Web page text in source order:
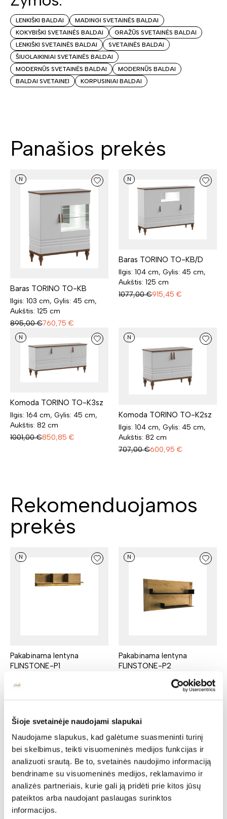
Šioje svetainėje naudojami slapukai
Naudojame slapukus, kad galėtume suasmeninti turinį
bei skelbimus, teikti visuomeninės medijos funkcijas ir
analizuoti srautą. Be to, svetainės naudojimo informaciją
bendriname su visuomeninės medijos, reklamavimo ir
analizės partneriais, kurie gali ją pridėti prie kitos jūsų
pateiktos arba naudojant paslaugas surinktos
informacijos.
LENKIŠKI BALDAI
MADINGI SVETAINĖS BALDAI
KOKYBIŠKI SVETAINĖS BALDAI
GRAŽŪS SVETAINĖS BALDAI
LENKIŠKI SVETAINĖS BALDAI
SVETAINĖS BALDAI
ŠIUOLAIKINIAI SVETAINĖS BALDAI
MODERNŪS SVETAINĖS BALDAI
MODERNŪS BALDAI
BALDAI SVETAINEI
KORPUSINIAI BALDAI
Panašios prekės
N
Baras TORINO TO-KB
Ilgis: 103 cm, Gylis: 45 cm,
Aukštis: 125 cm
895,00 €760,75 €
N
Baras TORINO TO-KB/D
Ilgis: 104 cm, Gylis: 45 cm,
Aukštis: 125 cm
1077,00 €915,45 €
N
Komoda TORINO TO-K3sz
Ilgis: 164 cm, Gylis: 45 cm,
Aukštis: 82 cm
1001,00 €850,85 €
N
Komoda TORINO TO-K2sz
Ilgis: 104 cm, Gylis: 45 cm,
Aukštis: 82 cm
707,00 €600,95 €
Rekomenduojamos
prekės
N
Pakabinama lentyna
FLINSTONE-P1
Aukštis: 38 cm
249,00 €211,65 €
N
Pakabinama lentyna
FLINSTONE-P2
Ilgis: 116 cm, Gylis: 19 cm,
281,00 €238,85 €
Pakabinama lentyna